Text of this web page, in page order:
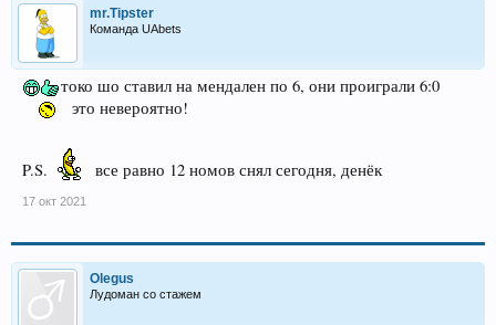
mr.Tipster
Команда UAbets
токо шо ставил на мендален по 6, они проиграли 6:0
это невероятно!
P.S. все равно 12 номов снял сегодня, денёк
17 окт 2021
Olegus
Лудоман со стажем